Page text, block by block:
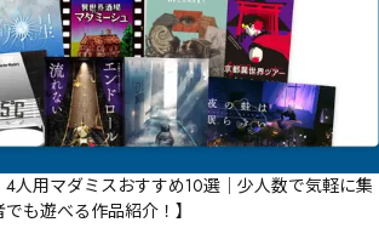
4人用マダミスおすすめ10選｜少人数で気軽に集
も遊べる作品紹介！】